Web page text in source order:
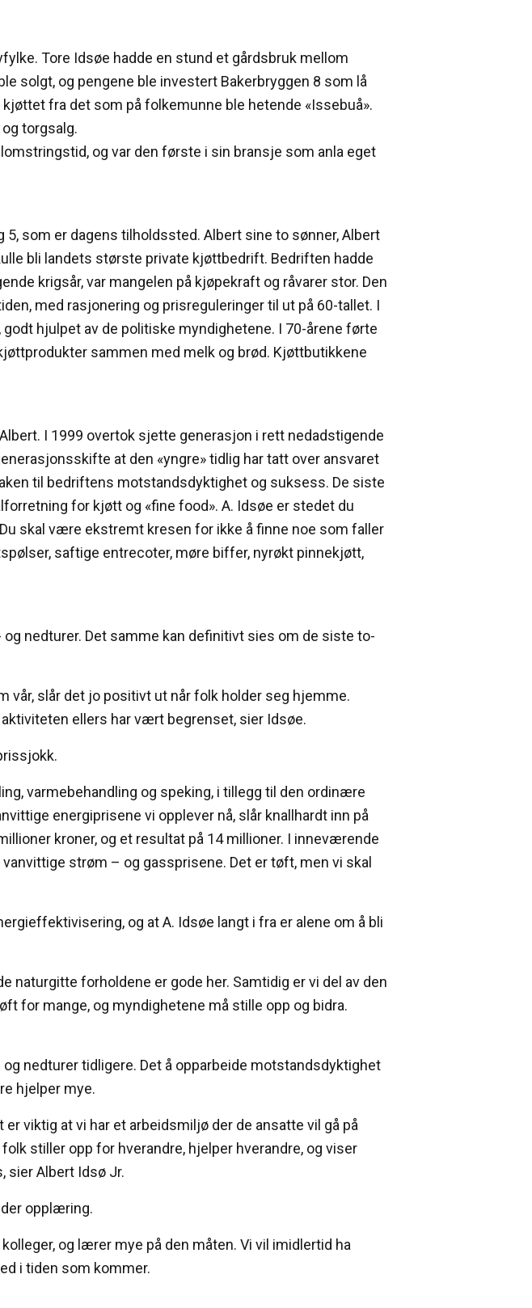
Tore Idsøe hadde en stund et gårdsbruk mellom
solgt, og pengene ble investert Bakerbryggen 8 som lå
fra det som på folkemunne ble hetende «Issebuå».
torgsalg.
og var den første i sin bransje som anla eget
som er dagens tilholdssted. Albert sine to sønner, Albert
bli landets største private kjøttbedrift. Bedriften hadde
krigsår, var mangelen på kjøpekraft og råvarer stor. Den
med rasjonering og prisreguleringer til ut på 60-tallet. I
hjulpet av de politiske myndighetene. I 70-årene førte
sammen med melk og brød. Kjøttbutikkene
I 1999 overtok sjette generasjon i rett nedadstigende
at den «yngre» tidlig har tatt over ansvaret
til bedriftens motstandsdyktighet og suksess. De siste
for kjøtt og «fine food». A. Idsøe er stedet du
skal være ekstremt kresen for ikke å finne noe som faller
saftige entrecoter, møre biffer, nyrøkt pinnekjøtt,
nedturer. Det samme kan definitivt sies om de siste to-
vår, slår det jo positivt ut når folk holder seg hjemme.
ellers har vært begrenset, sier Idsøe.
varmebehandling og speking, i tillegg til den ordinære
energiprisene vi opplever nå, slår knallhardt inn på
kroner, og et resultat på 14 millioner. I inneværende
strøm – og gassprisene. Det er tøft, men vi skal
og at A. Idsøe langt i fra er alene om å bli
naturgitte forholdene er gode her. Samtidig er vi del av den
for mange, og myndighetene må stille opp og bidra.
nedturer tidligere. Det å opparbeide motstandsdyktighet
hjelper mye.
viktig at vi har et arbeidsmiljø der de ansatte vil gå på
stiller opp for hverandre, hjelper hverandre, og viser
sier Albert Idsø Jr.
opplæring.
og lærer mye på den måten. Vi vil imidlertid ha
i tiden som kommer.